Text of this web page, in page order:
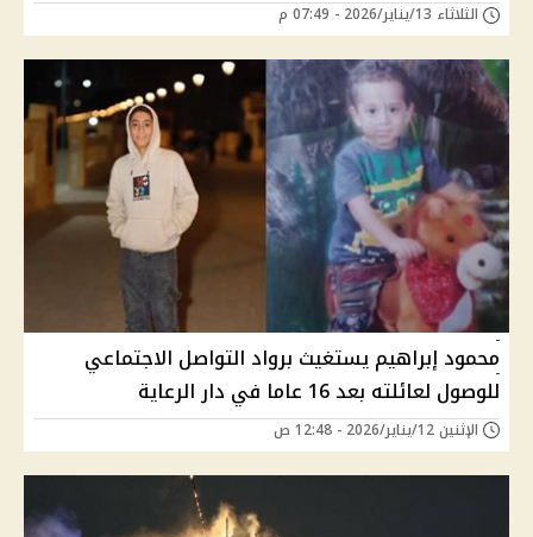
الثلاثاء 13/يناير/2026 - 07:49 م
محمود إبراهيم يستغيث برواد التواصل الاجتماعي
للوصول لعائلته بعد 16 عاما في دار الرعاية
الإثنين 12/يناير/2026 - 12:48 ص